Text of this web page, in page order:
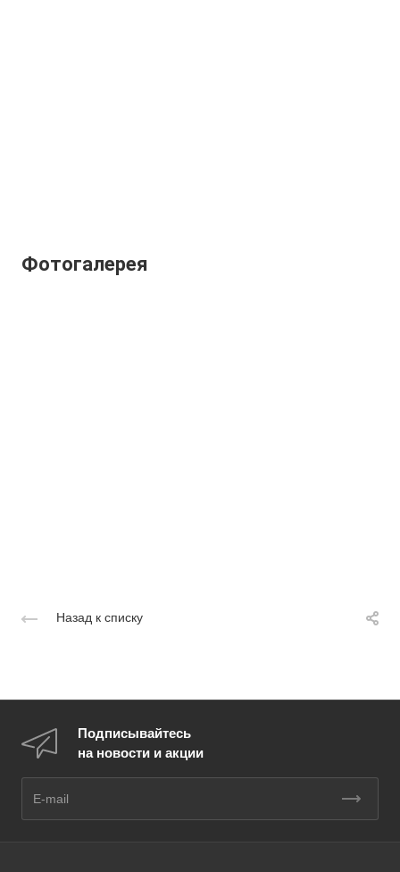
Фотогалерея
Назад к списку
Подписывайтесь
на новости и акции